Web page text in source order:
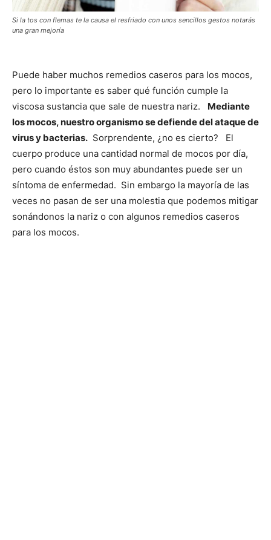
Si la tos con flemas te la causa el resfriado con unos sencillos gestos notarás
una gran mejoría
Puede haber muchos remedios caseros para los mocos,
pero lo importante es saber qué función cumple la
viscosa sustancia que sale de nuestra nariz. Mediante
los mocos, nuestro organismo se defiende del ataque de
virus y bacterias. Sorprendente, ¿no es cierto? El
cuerpo produce una cantidad normal de mocos por día,
pero cuando éstos son muy abundantes puede ser un
síntoma de enfermedad. Sin embargo la mayoría de las
veces no pasan de ser una molestia que podemos mitigar
sonándonos la nariz o con algunos remedios caseros
para los mocos.